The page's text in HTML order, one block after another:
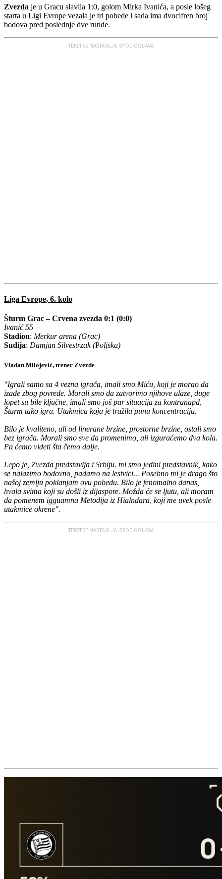
Zvezda je u Gracu slavila 1:0, golom Mirka Ivanića, a posle lošeg
starta u Ligi Evrope vezala je tri pobede i sada ima dvocifren broj
bodova pred poslednje dve runde.
TEKST SE NASTAVLJA ISPOD OGLASA
Liga Evrope, 6. kolo
Šturm Grac – Crvena zvezda 0:1 (0:0)
Ivanić 55
Stadion: Merkur arena (Grac)
Sudija: Damjan Silvestrzak (Poljska)
Vladan Milojević, trener Zvezde
"Igrali samo sa 4 vezna igrača, imali smo Miću, koji je morao da
izađe zbog povrede. Morali smo da zatvorimo njihove ulaze, duge
lopet su bile ključne, imali smo još par situacija za kontranapd,
Šturm tako igra. Utakmica koja je tražila punu koncentraciju.
Bilo je kvaliteno, ali od linerane brzine, prostorne brzine, ostali smo
bez igrača. Morali smo sve da promenimo, ali izguraćemo dva kola.
Pa ćemo videti šta čemo dalje.
Lepo je, Zvezda predstavlja i Srbiju. mi smo jedini predstavnik, kako
se nalazimo bodovno, padamo na lestvici... Posebno mi je drago što
našoj zemlju poklanjam ovu pobedu. Bilo je fenomalno danas,
hvala svima koji su došli iz dijaspore. Možda će se ljutu, ali moram
da pomenem igguamna Metodija iz Hialndara, koji me uvek posle
utakmice okrene".
TEKST SE NASTAVLJA ISPOD OGLASA